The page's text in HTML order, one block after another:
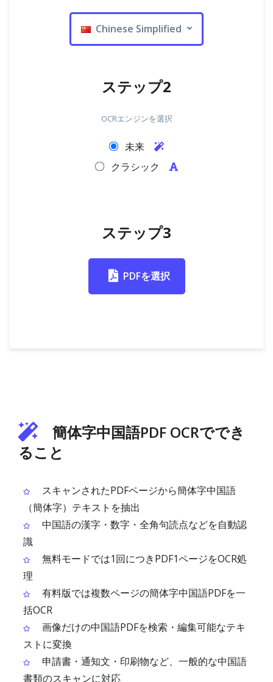
Chinese Simplified
ステップ2
OCRエンジンを選択
未来
クラシック
ステップ3
PDFを選択
簡体字中国語PDF OCRででき
ること
スキャンされたPDFページから簡体字中国語
（簡体字）テキストを抽出
中国語の漢字・数字・全角句読点などを自動認
識
無料モードでは1回につきPDF1ページをOCR処
理
有料版では複数ページの簡体字中国語PDFを一
括OCR
画像だけの中国語PDFを検索・編集可能なテキ
ストに変換
申請書・通知文・印刷物など、一般的な中国語
書類のスキャンに対応